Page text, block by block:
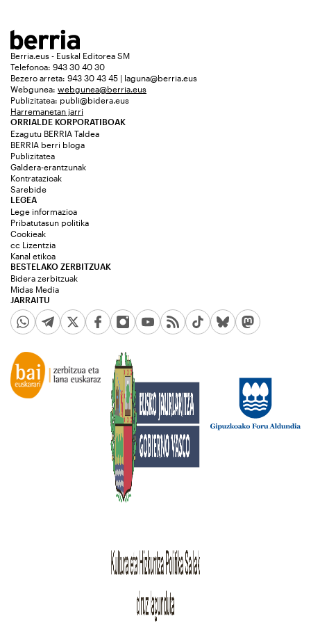
Berria.eus - Euskal Editorea SM
Telefonoa: 943 30 40 30
Bezero arreta: 943 30 43 45 | laguna@berria.eus
Webgunea: webgunea@berria.eus
Publizitatea: publi@bidera.eus
Harremanetan jarri
ORRIALDE KORPORATIBOAK
Ezagutu BERRIA Taldea
BERRIA berri bloga
Publizitatea
Galdera-erantzunak
Kontratazioak
Sarebide
JARRAITU
LEGEA
Lege informazioa
Pribatutasun politika
Cookieak
cc Lizentzia
Kanal etikoa
BESTELAKO ZERBITZUAK
Bidera zerbitzuak
Midas Media